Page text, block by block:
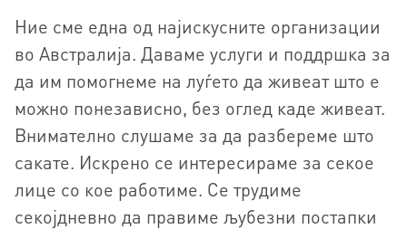
Ние сме една од најискусните организации
во Австралија. Даваме услуги и поддршка за
да им помогнеме на луѓето да живеат што е
можно понезависно, без оглед каде живеат.
Внимателно слушаме за да разбереме што
сакате. Искрено се интересираме за секое
лице со кое работиме. Се трудиме
секојдневно да правиме љубезни постапки